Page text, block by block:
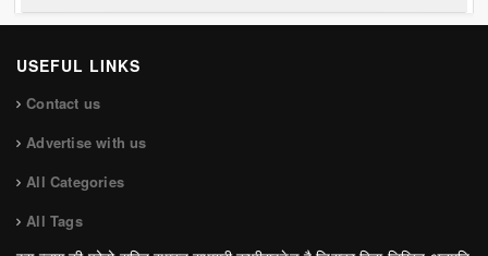
USEFUL LINKS
Contact us
Advertise with us
All Categories
All Tags